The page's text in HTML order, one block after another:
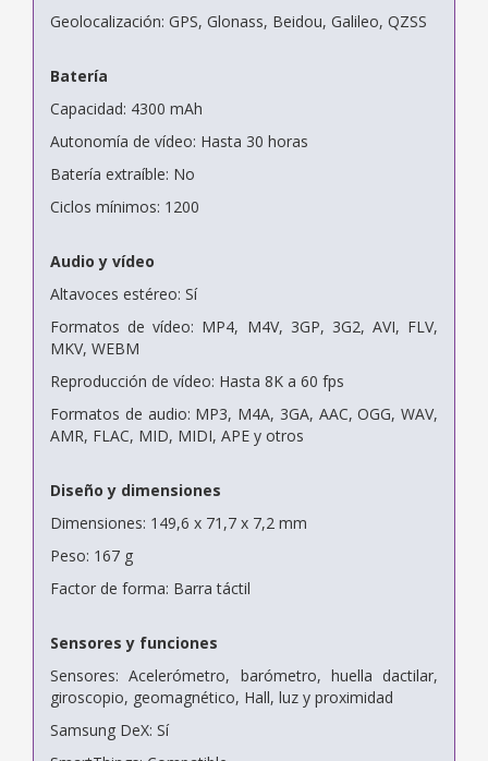
Geolocalización: GPS, Glonass, Beidou, Galileo, QZSS
Batería
Capacidad: 4300 mAh
Autonomía de vídeo: Hasta 30 horas
Batería extraíble: No
Ciclos mínimos: 1200
Audio y vídeo
Altavoces estéreo: Sí
Formatos de vídeo: MP4, M4V, 3GP, 3G2, AVI, FLV,
MKV, WEBM
Reproducción de vídeo: Hasta 8K a 60 fps
Formatos de audio: MP3, M4A, 3GA, AAC, OGG, WAV,
AMR, FLAC, MID, MIDI, APE y otros
Diseño y dimensiones
Dimensiones: 149,6 x 71,7 x 7,2 mm
Peso: 167 g
Factor de forma: Barra táctil
Sensores y funciones
Sensores: Acelerómetro, barómetro, huella dactilar,
giroscopio, geomagnético, Hall, luz y proximidad
Samsung DeX: Sí